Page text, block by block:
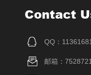
Contact
QQ：
邮箱：